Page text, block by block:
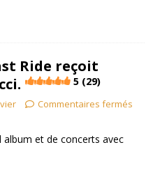
Ride reçoit
5 (29)
Commentaires fermés
album et de concerts avec